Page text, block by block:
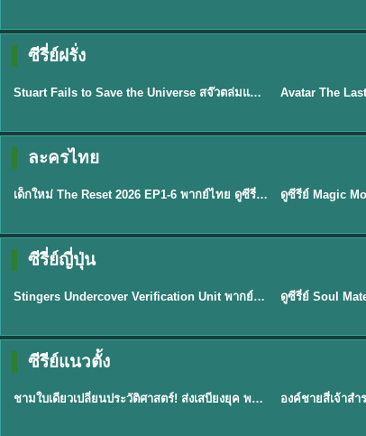
ซีรี่ย์ฝรั่ง
★9.3
พากย์ไทย
Stuart Fails to Save the Universe สจ๊วตล่มแผนกู้จักรวาล (2026) พากย์ไทย ซับไทย EP.1-10 ★7.8
ละครไทย
★ 8 EP.6
พากย์ไทย
เด็กใหม่ The Reset 2026 EP1-6 พากย์ไทย ดูซีรี่ย์ Netflix ล่าสุด HD
ซีรี่ย์ญี่ปุ่น
EP.11
พากย์ไทย
Stingers Undercover Verification Unit พากย์ไทย EP1-11 HD ฟรี ★8
ซีรีย์แนวตั้ง
EP.1
พากย์ไทย
ชามใบเดียวเปลี่ยนประวัติศาสตร์! ส่งเสบียงยุค พากย์ไทย